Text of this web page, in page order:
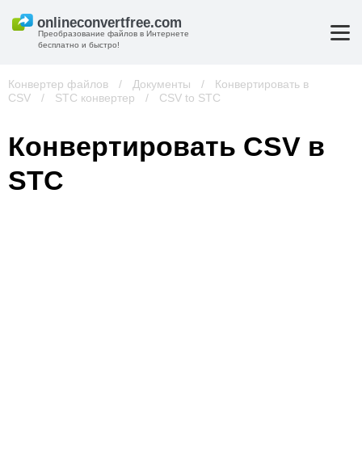
Преобразование файлов в Интернете
бесплатно и быстро!
Конвертер файлов / Документы /
Конвертировать в
CSV
/ STC конвертер / CSV to STC
Конвертировать CSV в
STC